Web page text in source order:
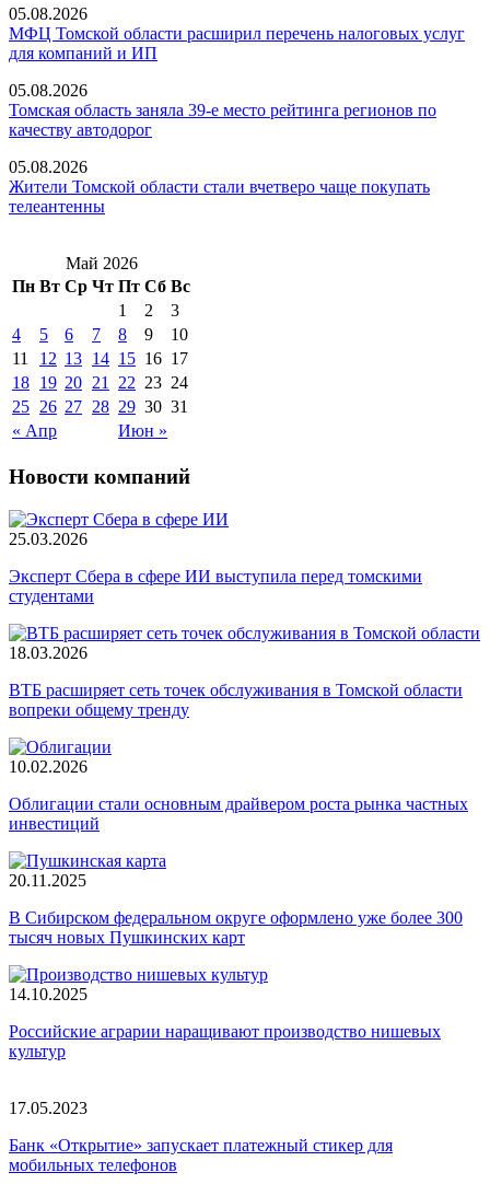
05.08.2026
МФЦ Томской области расширил перечень налоговых услуг
для компаний и ИП
05.08.2026
Томская область заняла 39-е место рейтинга регионов по
качеству автодорог
05.08.2026
Жители Томской области стали вчетверо чаще покупать
телеантенны
Май 2026
Пн Вт Ср Чт Пт Сб Вс
« Апр Июн »
1 2
3
4
5 6 7 8 9
10
11
12 13 14 15 16 17
18 19 20 21 22 23 24
25 26 27 28 29 30 31
Новости компаний
25.03.2026
Эксперт Сбера в сфере ИИ выступила перед томскими
студентами
18.03.2026
ВТБ расширяет сеть точек обслуживания в Томской области
вопреки общему тренду
10.02.2026
Облигации стали основным драйвером роста рынка частных
инвестиций
20.11.2025
В Сибирском федеральном округе оформлено уже более 300
тысяч новых Пушкинских карт
14.10.2025
Российские аграрии наращивают производство нишевых
культур
17.05.2023
Банк «Открытие» запускает платежный стикер для
мобильных телефонов